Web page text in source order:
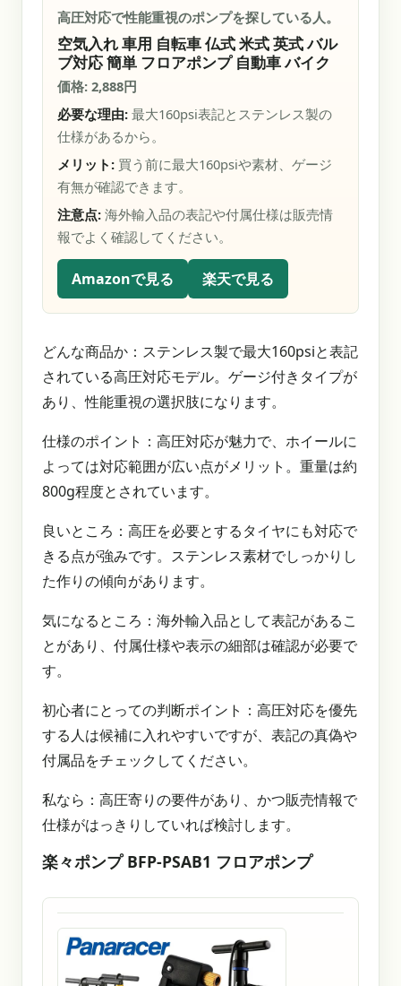
高圧対応で性能重視のポンプを探している人。
空気入れ 車用 自転車 仏式 米式 英式 バル
ブ対応 簡単 フロアポンプ 自動車 バイク
価格: 2,888円
必要な理由: 最大160psi表記とステンレス製の
仕様があるから。
メリット: 買う前に最大160psiや素材、ゲージ
有無が確認できます。
注意点: 海外輸入品の表記や付属仕様は販売情
報でよく確認してください。
Amazonで見る 楽天で見る
どんな商品か：ステンレス製で最大160psiと表記
されている高圧対応モデル。ゲージ付きタイプが
あり、性能重視の選択肢になります。
仕様のポイント：高圧対応が魅力で、ホイールに
よっては対応範囲が広い点がメリット。重量は約
800g程度とされています。
良いところ：高圧を必要とするタイヤにも対応で
きる点が強みです。ステンレス素材でしっかりし
た作りの傾向があります。
気になるところ：海外輸入品として表記があるこ
とがあり、付属仕様や表示の細部は確認が必要で
す。
初心者にとっての判断ポイント：高圧対応を優先
する人は候補に入れやすいですが、表記の真偽や
付属品をチェックしてください。
私なら：高圧寄りの要件があり、かつ販売情報で
仕様がはっきりしていれば検討します。
楽々ポンプ BFP-PSAB1 フロアポンプ